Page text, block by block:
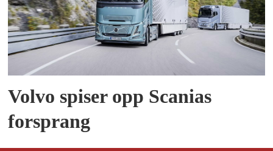
Volvo spiser opp Scanias
forsprang